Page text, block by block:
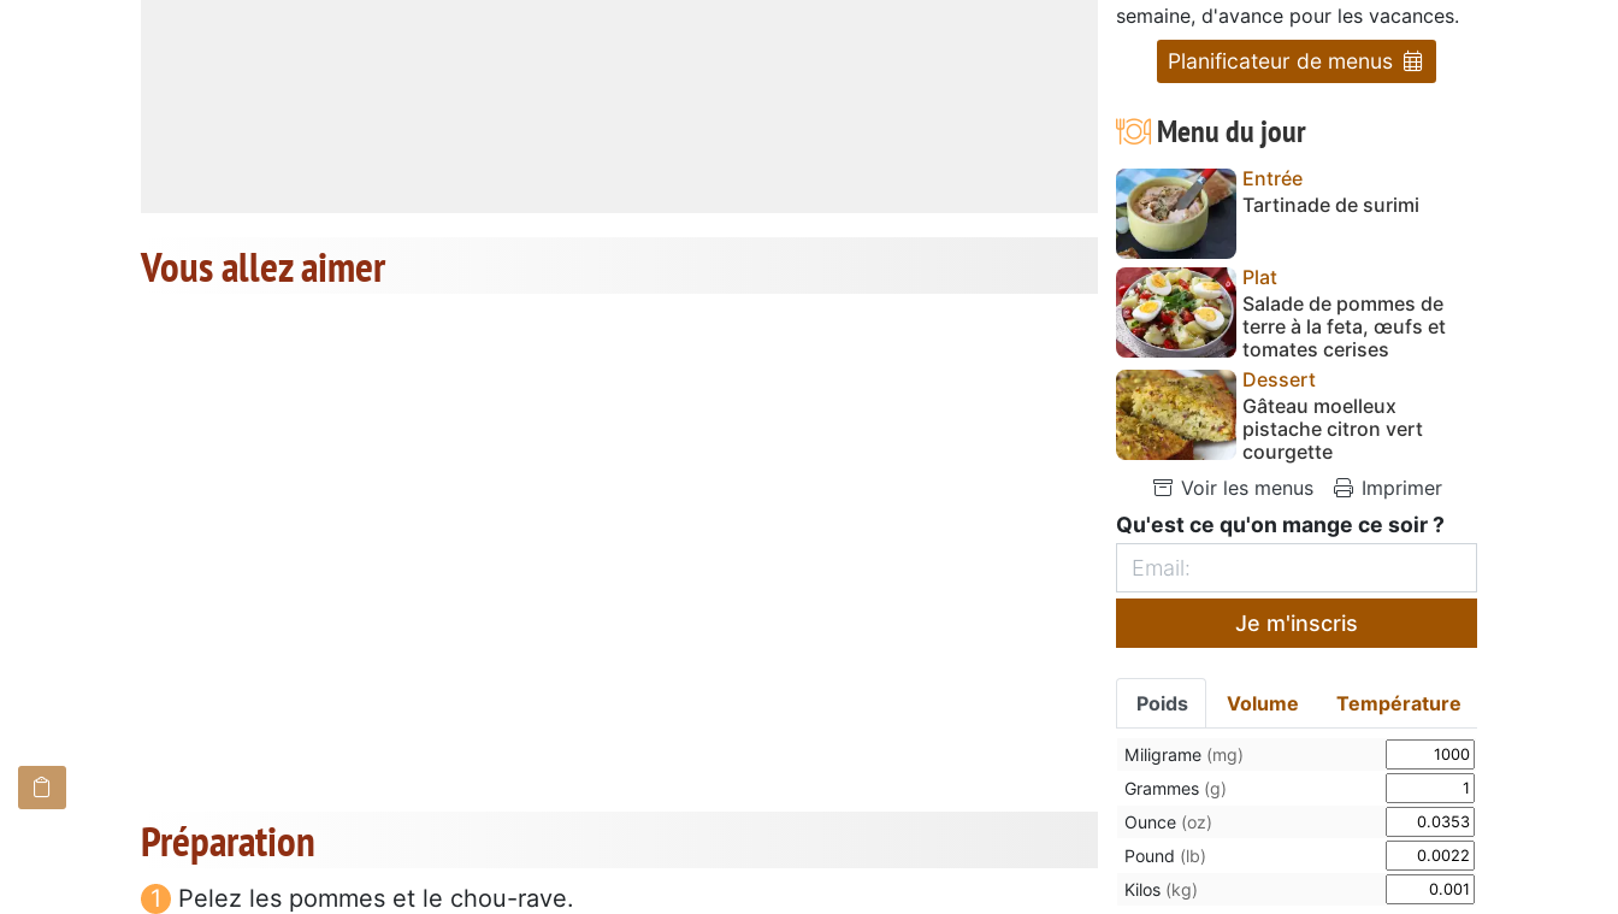
Vous allez aimer
Préparation
Pelez les pommes et le chou-rave.
semaine, d'avance pour les vacances.
Planificateur de menus
Menu du jour
Entrée
Tartinade de surimi
Plat
Salade de pommes de
terre à la feta, œufs et
tomates cerises
Dessert
Gâteau moelleux
pistache citron vert
courgette
Voir les menus
Imprimer
Qu'est ce qu'on mange ce soir ?
Je m'inscris
Poids Volume Température
Miligrame (mg)
Grammes (g)
Ounce (oz)
Pound (lb)
Kilos (kg)